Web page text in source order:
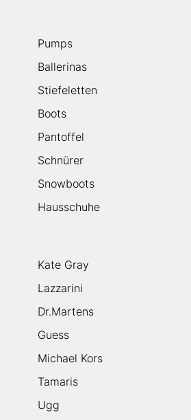
Pumps
Ballerinas
Stiefeletten
Boots
Pantoffel
Schnürer
Snowboots
Hausschuhe
Kate Gray
Lazzarini
Dr.Martens
Guess
Michael Kors
Tamaris
Ugg